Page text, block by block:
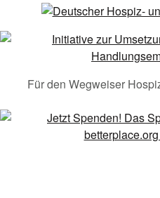
Für den Wegweiser